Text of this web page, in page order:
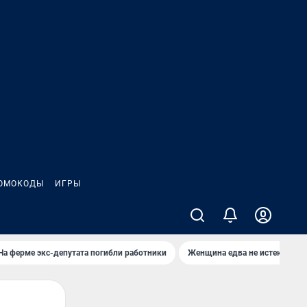
ИГРЫ
ферме экс-депутата погибли работники Женщина едва не истекла